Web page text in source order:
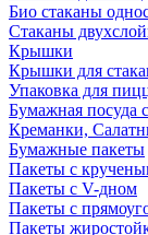
Био стаканы
Стаканы
Крышки
Крышки для
Упаковка для
Бумажная посуда
Креманки,
Бумажные пакеты
Пакеты с
Пакеты с V-дном
Пакеты с
Пакеты